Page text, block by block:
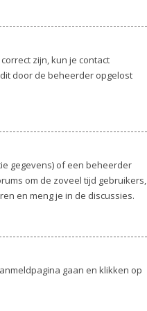
zijn, kun je contact
door de beheerder opgelost
gegevens) of een beheerder
om de zoveel tijd gebruikers,
en meng je in de discussies.
gaan en klikken op